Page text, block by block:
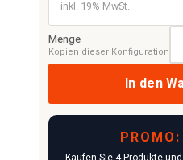
inkl. 19% MwSt.
Menge
Kopien dieser Konfiguration
In den